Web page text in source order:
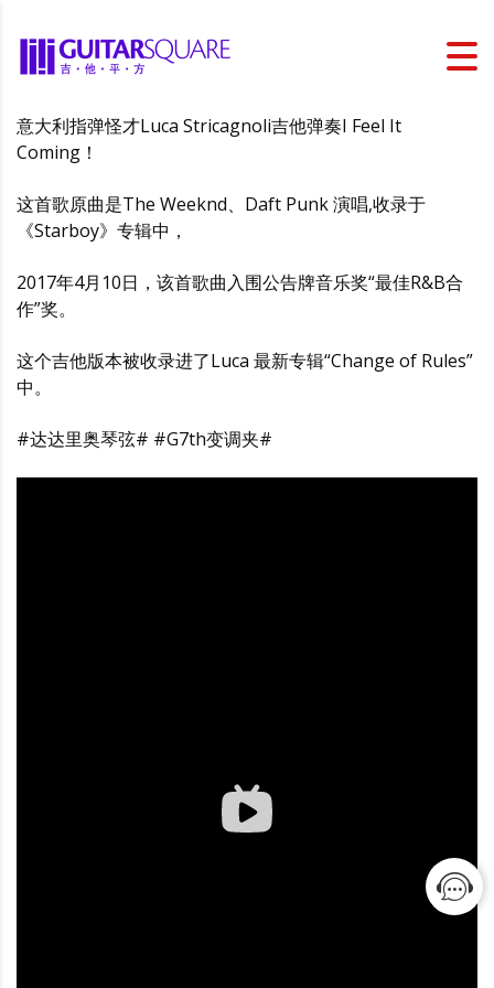
意大利指弹怪才Luca Stricagnoli吉他弹奏I Feel It
Coming！
这首歌原曲是The Weeknd、Daft Punk 演唱,收录于
《Starboy》专辑中，
2017年4月10日，该首歌曲入围公告牌音乐奖“最佳R&B合
作”奖。
这个吉他版本被收录进了Luca 最新专辑“Change of Rules”
中。
#达达里奥琴弦# #G7th变调夹#